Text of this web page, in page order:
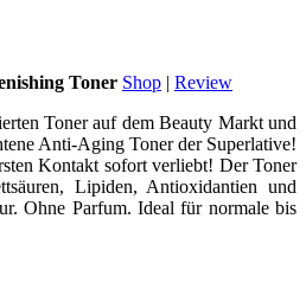
Toner Shop | Review
Toner auf dem Beauty Markt und
Anti-Aging Toner der Superlative!
Kontakt sofort verliebt! Der Toner
Lipiden, Antioxidantien und
Ohne Parfum. Ideal für normale bis